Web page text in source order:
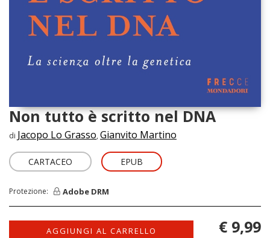
Non tutto è scritto nel DNA
di Jacopo Lo Grasso, Gianvito Martino
CARTACEO EPUB
Protezione: Adobe DRM
AGGIUNGI AL CARRELLO € 9,99